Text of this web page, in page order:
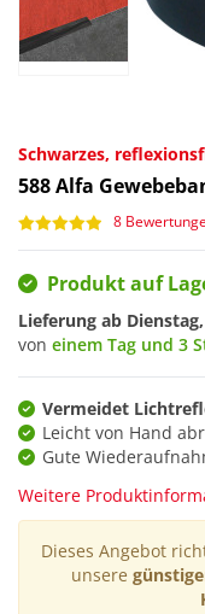
Schwarzes,
588Alfa
8
Produkt auf
Lieferung ab
von einem Tag und 3
Vermeidet
Leicht von Hand
Gute
Weitere
Dieses Angebot
unsere